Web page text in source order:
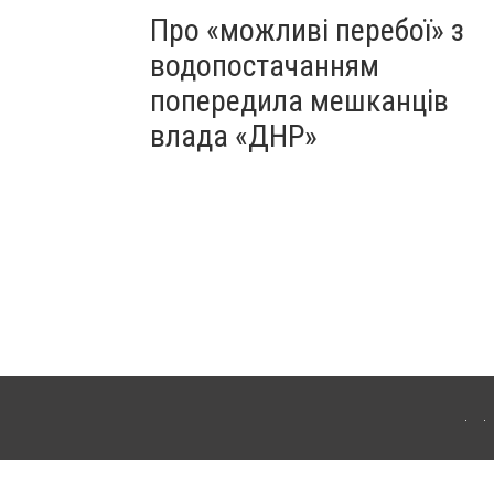
Про «можливі перебої» з
водопостачанням
попередила мешканців
влада «ДНР»